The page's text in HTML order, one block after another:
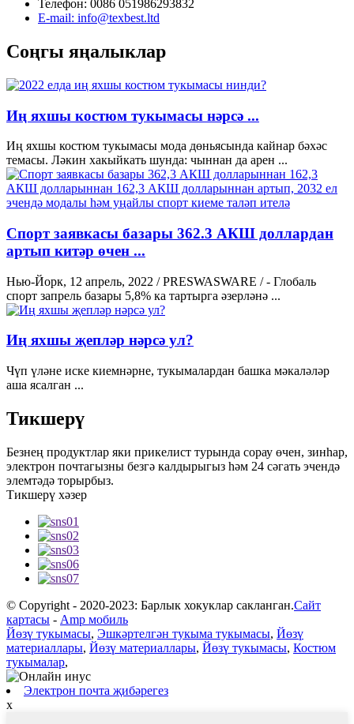
Телефон: 0086 051986293832
E-mail: info@texbest.ltd
Соңгы яңалыклар
Иң яхшы костюм тукымасы нәрсә ...
Иң яхшы костюм тукымасы мода дөньясында кайнар бәхәс
темасы. Ләкин хакыйкать шунда: чыннан да арен ...
Спорт заявкасы базары 362.3 АКШ доллардан
артып китәр өчен ...
Нью-Йорк, 12 апрель, 2022 / PRESWASWARE / - Глобаль
спорт запрель базары 5,8% ка тартырга әзерләнә ...
Иң яхшы җепләр нәрсә ул?
Чүп үләне иске киемнәрне, тукымалардан башка мәкаләләр
аша ясалган ...
Тикшерү
Безнең продуктлар яки прикелист турында сорау өчен, зинһар,
электрон почтагызны безгә калдырыгыз һәм 24 сәгать эчендә
элемтәдә торырбыз.
Тикшерү хәзер
© Copyright - 2020-2023: Барлык хокуклар сакланган.Сайт
картасы - Amp мобиль
Йөзү тукымасы, Эшкәртелгән тукыма тукымасы, Йөзү
материаллары, Йөзү материаллары, Йөзү тукымасы, Костюм
тукымалар,
Электрон почта җибәрегез
x